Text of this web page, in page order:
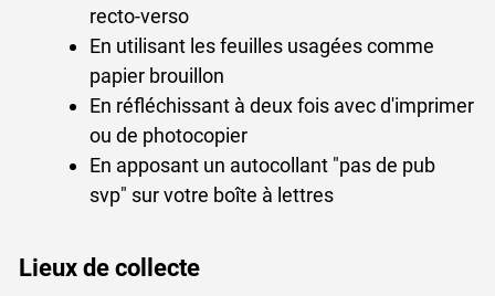
recto-verso
En utilisant les feuilles usagées comme
papier brouillon
En réfléchissant à deux fois avec d'imprimer
ou de photocopier
En apposant un autocollant "pas de pub
svp" sur votre boîte à lettres
Lieux de collecte